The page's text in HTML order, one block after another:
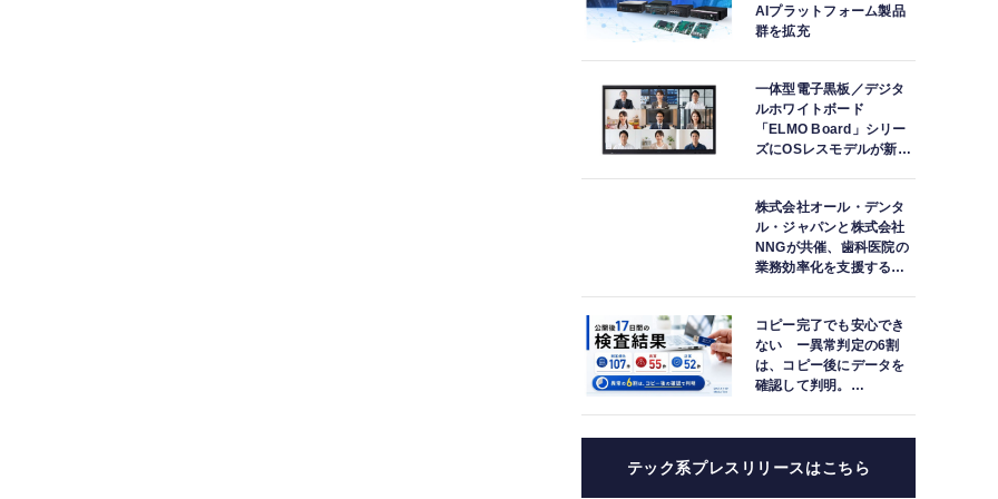
AIプラットフォーム製品
群を拡充
一体型電子黒板／デジタ
ルホワイトボード
「ELMO Board」シリー
ズにOSレスモデルが新登
株式会社オール・デンタ
ル・ジャパンと株式会社
NNGが共催、歯科医院の
業務効率化を支援する院
紹介
コピー完了でも安心でき
ない ー異常判定の6割
は、コピー後にデータを
確認して判明。
集計
テック系プレスリリースはこちら